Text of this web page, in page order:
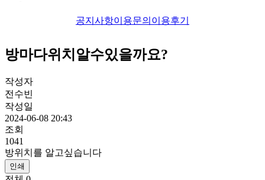
공지사항이용문의 이용후기
방마다위치알수있을까요?
작성자
전수빈
작성일
2024-06-08 20:43
조회
1041
방위치를 알고싶습니다
인쇄